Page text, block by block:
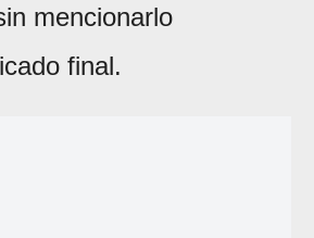
mencionarlo
final.